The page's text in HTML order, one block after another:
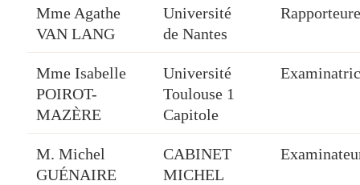
Mme Agathe
VAN LANG
Université
de Nantes
Mme Isabelle
POIROT-
MAZÈRE
Université
Toulouse 1
Capitole
M. Michel
GUÉNAIRE
CABINET
MICHEL